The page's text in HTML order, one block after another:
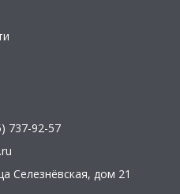
737-92-57
Селезнёвская, дом 21